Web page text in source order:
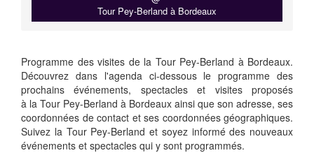
Tour Pey-Berland à Bordeaux
Programme des visites de la Tour Pey-Berland à Bordeaux.
Découvrez dans l'agenda ci-dessous le programme des
prochains événements, spectacles et visites proposés
à la Tour Pey-Berland à Bordeaux ainsi que son adresse, ses
coordonnées de contact et ses coordonnées géographiques.
Suivez la Tour Pey-Berland et soyez informé des nouveaux
événements et spectacles qui y sont programmés.